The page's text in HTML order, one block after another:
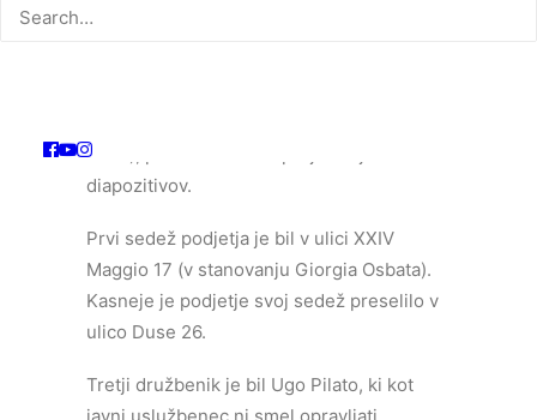
Dejavnost družbe je bila proizvodnja
kadri), pa tudi izdelava projektorjev in
diapozitivov.
Prvi sedež podjetja je bil v ulici XXIV
Maggio 17 (v stanovanju Giorgia Osbata).
Kasneje je podjetje svoj sedež preselilo v
ulico Duse 26.
Tretji družbenik je bil Ugo Pilato, ki kot